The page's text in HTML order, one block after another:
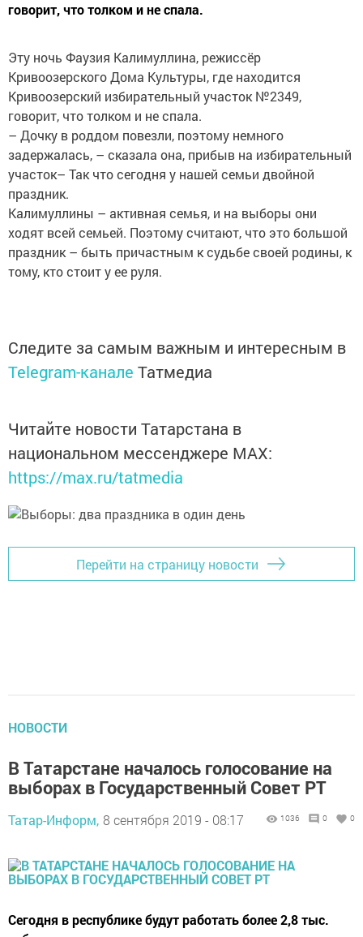
говорит, что толком и не спала.
Эту ночь Фаузия Калимуллина, режиссёр
Кривоозерского Дома Культуры, где находится
Кривоозерский избирательный участок №2349,
говорит, что толком и не спала.
– Дочку в роддом повезли, поэтому немного
задержалась, – сказала она, прибыв на избирательный
участок– Так что сегодня у нашей семьи двойной
праздник.
Калимуллины – активная семья, и на выборы они
ходят всей семьей. Поэтому считают, что это большой
праздник – быть причастным к судьбе своей родины, к
тому, кто стоит у ее руля.
Следите за самым важным и интересным в
Telegram-канале Татмедиа
Читайте новости Татарстана в
национальном мессенджере MАХ:
https://max.ru/tatmedia
Перейти на страницу новости
НОВОСТИ
В Татарстане началось голосование на
выборах в Государственный Совет РТ
Татар-Информ, 8 сентября 2019 - 08:17 1036 0 0
Сегодня в республике будут работать более 2,8 тыс.